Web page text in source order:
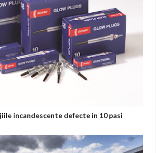
incandescente defecte in 10 pasi